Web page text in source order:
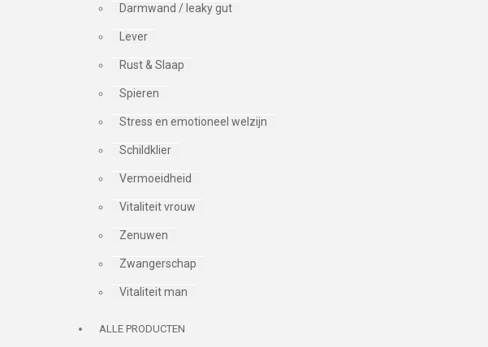
Darmwand / leaky gut
Lever
Rust & Slaap
Spieren
Stress en emotioneel welzijn
Schildklier
Vermoeidheid
Vitaliteit vrouw
Zenuwen
Zwangerschap
Vitaliteit man
ALLE PRODUCTEN